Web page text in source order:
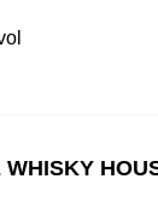
WHISKY